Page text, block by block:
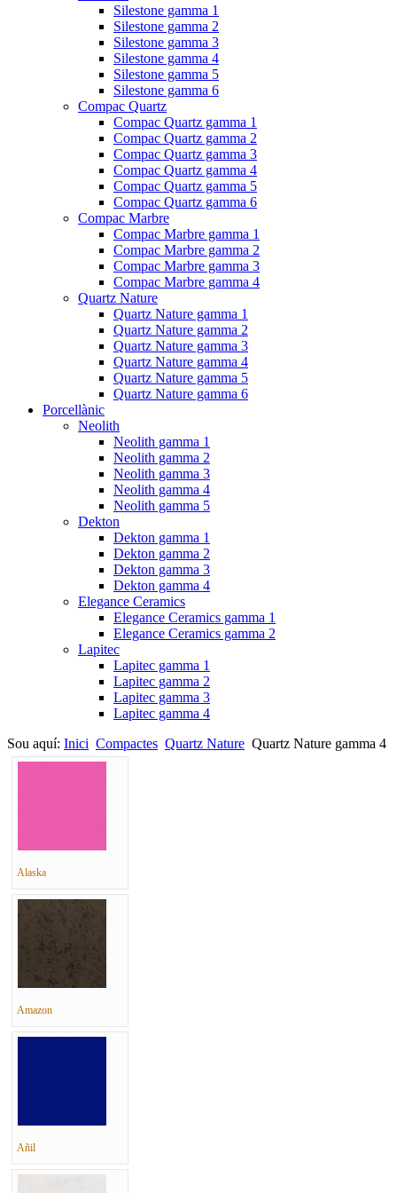
Silestone gamma 1
Silestone gamma 2
Silestone gamma 3
Silestone gamma 4
Silestone gamma 5
Silestone gamma 6
Compac Quartz
Compac Quartz gamma 1
Compac Quartz gamma 2
Compac Quartz gamma 3
Compac Quartz gamma 4
Compac Quartz gamma 5
Compac Quartz gamma 6
Compac Marbre
Compac Marbre gamma 1
Compac Marbre gamma 2
Compac Marbre gamma 3
Compac Marbre gamma 4
Quartz Nature
Quartz Nature gamma 1
Quartz Nature gamma 2
Quartz Nature gamma 3
Quartz Nature gamma 4
Quartz Nature gamma 5
Quartz Nature gamma 6
Porcellànic
Neolith
Neolith gamma 1
Neolith gamma 2
Neolith gamma 3
Neolith gamma 4
Neolith gamma 5
Dekton
Dekton gamma 1
Dekton gamma 2
Dekton gamma 3
Dekton gamma 4
Elegance Ceramics
Elegance Ceramics gamma 1
Elegance Ceramics gamma 2
Lapitec
Lapitec gamma 1
Lapitec gamma 2
Lapitec gamma 3
Lapitec gamma 4
Sou aquí: Inici Compactes Quartz Nature Quartz Nature gamma 4
Alaska
Amazon
Añil